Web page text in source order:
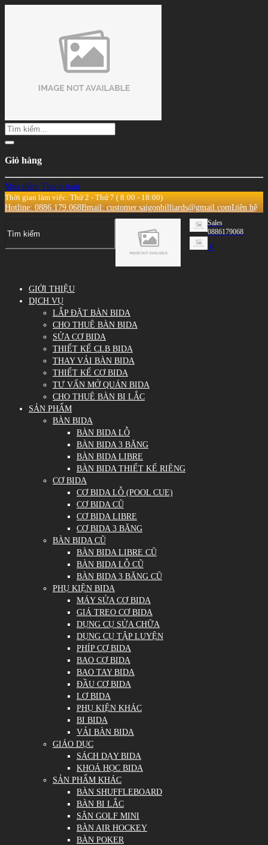
Giỏ hàng
Mua thêm Thanh toán
Thời gian làm việc: Thứ 2 - Thứ 7 ( 8:00 - 18:00)
Hotline: 0886.179.068Email: customer.saigonbilliards@gmail.comLiên hệ
Sales
0886179068
0
GIỚI THIỆU
DỊCH VỤ
LẮP ĐẶT BÀN BIDA
CHO THUÊ BÀN BIDA
SỬA CƠ BIDA
THIẾT KẾ CLB BIDA
THAY VẢI BÀN BIDA
THIẾT KẾ CƠ BIDA
TƯ VẤN MỞ QUÁN BIDA
CHO THUÊ BÀN BI LẮC
SẢN PHẨM
BÀN BIDA
BÀN BIDA LỖ
BÀN BIDA 3 BĂNG
BÀN BIDA LIBRE
BÀN BIDA THIẾT KẾ RIÊNG
CƠ BIDA
CƠ BIDA LỖ (POOL CUE)
CƠ BIDA CŨ
CƠ BIDA LIBRE
CƠ BIDA 3 BĂNG
BÀN BIDA CŨ
BÀN BIDA LIBRE CŨ
BÀN BIDA LỖ CŨ
BÀN BIDA 3 BĂNG CŨ
PHỤ KIỆN BIDA
MÁY SỬA CƠ BIDA
GIÁ TREO CƠ BIDA
DỤNG CỤ SỬA CHỮA
DỤNG CỤ TẬP LUYỆN
PHÍP CƠ BIDA
BAO CƠ BIDA
BAO TAY BIDA
ĐẦU CƠ BIDA
LƠ BIDA
PHỤ KIỆN KHÁC
BI BIDA
VẢI BÀN BIDA
GIÁO DỤC
SÁCH DẠY BIDA
KHOÁ HỌC BIDA
SẢN PHẨM KHÁC
BÀN SHUFFLEBOARD
BÀN BI LẮC
SÂN GOLF MINI
BÀN AIR HOCKEY
BÀN POKER